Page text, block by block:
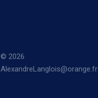
© 2026
AlexandreLanglois@orange.fr